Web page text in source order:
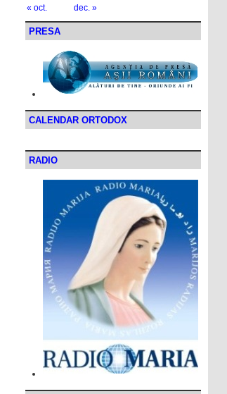
« oct. dec. »
PRESA
CALENDAR ORTODOX
RADIO